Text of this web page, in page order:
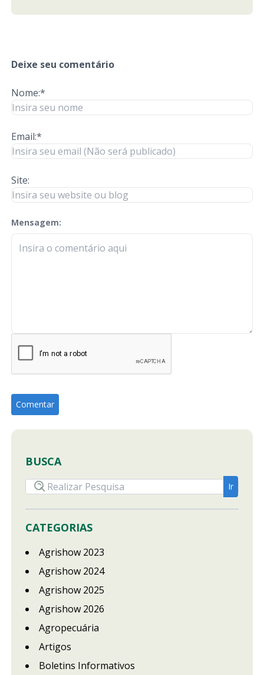
Deixe seu comentário
Nome:*
Email:*
Site:
Mensagem:
check-terms
BUSCA
CATEGORIAS
Agrishow 2023
Agrishow 2024
Agrishow 2025
Agrishow 2026
Agropecuária
Artigos
Boletins Informativos